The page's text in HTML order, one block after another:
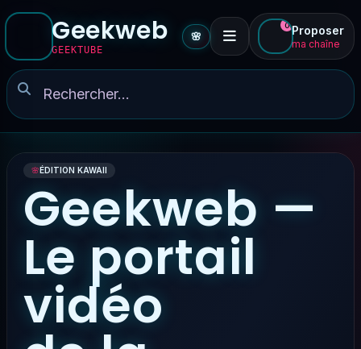
Geekweb
GEEKTUBE
🌸
0 Proposer
ma chaîne
🌸ÉDITION KAWAII
Geekweb —
Le portail
vidéo